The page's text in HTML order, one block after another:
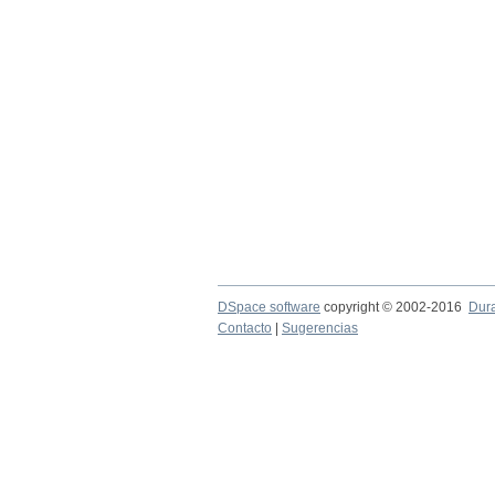
DSpace software copyright © 2002-2016
Contacto
Sugerencias